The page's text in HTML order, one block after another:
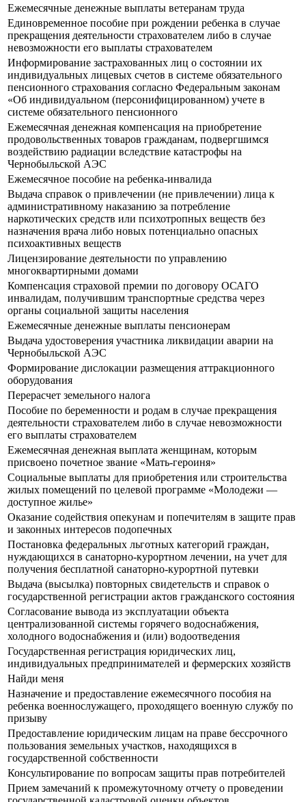
Ежемесячные денежные выплаты ветеранам труда
Единовременное пособие при рождении ребенка в случае
прекращения деятельности страхователем либо в случае
невозможности его выплаты страхователем
Информирование застрахованных лиц о состоянии их
индивидуальных лицевых счетов в системе обязательного
пенсионного страхования согласно Федеральным законам
«Об индивидуальном (персонифицированном) учете в
системе обязательного пенсионного
Ежемесячная денежная компенсация на приобретение
продовольственных товаров гражданам, подвергшимся
воздействию радиации вследствие катастрофы на
Чернобыльской АЭС
Ежемесячное пособие на ребенка-инвалида
Выдача справок о привлечении (не привлечении) лица к
административному наказанию за потребление
наркотических средств или психотропных веществ без
назначения врача либо новых потенциально опасных
психоактивных веществ
Лицензирование деятельности по управлению
многоквартирными домами
Компенсация страховой премии по договору ОСАГО
инвалидам, получившим транспортные средства через
органы социальной защиты населения
Ежемесячные денежные выплаты пенсионерам
Выдача удостоверения участника ликвидации аварии на
Чернобыльской АЭС
Формирование дислокации размещения аттракционного
оборудования
Перерасчет земельного налога
Пособие по беременности и родам в случае прекращения
деятельности страхователем либо в случае невозможности
его выплаты страхователем
Ежемесячная денежная выплата женщинам, которым
присвоено почетное звание «Мать-героиня»
Социальные выплаты для приобретения или строительства
жилых помещений по целевой программе «Молодежи —
доступное жилье»
Оказание содействия опекунам и попечителям в защите прав
и законных интересов подопечных
Постановка федеральных льготных категорий граждан,
нуждающихся в санаторно-курортном лечении, на учет для
получения бесплатной санаторно-курортной путевки
Выдача (высылка) повторных свидетельств и справок о
государственной регистрации актов гражданского состояния
Согласование вывода из эксплуатации объекта
централизованной системы горячего водоснабжения,
холодного водоснабжения и (или) водоотведения
Государственная регистрация юридических лиц,
индивидуальных предпринимателей и фермерских хозяйств
Найди меня
Назначение и предоставление ежемесячного пособия на
ребенка военнослужащего, проходящего военную службу по
призыву
Предоставление юридическим лицам на праве бессрочного
пользования земельных участков, находящихся в
государственной собственности
Консультирование по вопросам защиты прав потребителей
Прием замечаний к промежуточному отчету о проведении